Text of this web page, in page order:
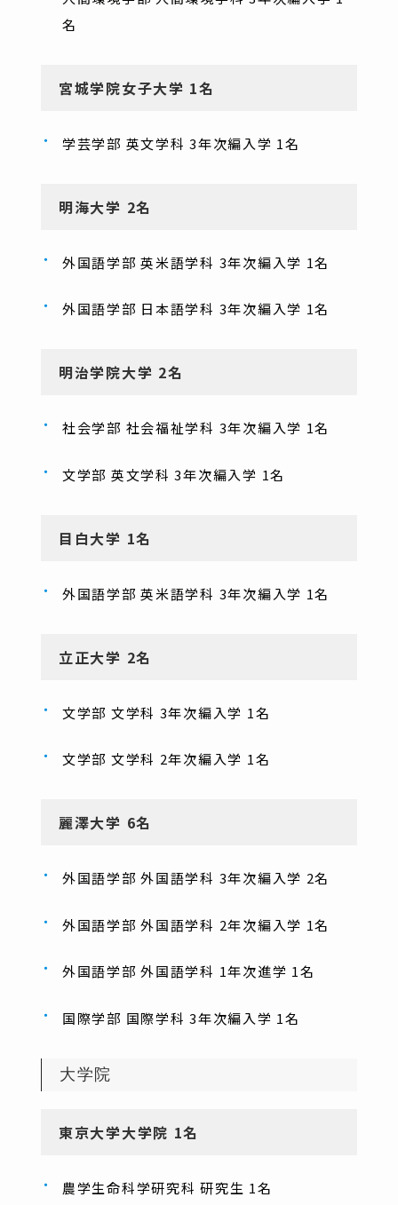
名
宮城学院女子大学 1名
学芸学部 英文学科 3年次編入学 1名
明海大学 2名
外国語学部 英米語学科 3年次編入学 1名
外国語学部 日本語学科 3年次編入学 1名
明治学院大学 2名
社会学部 社会福祉学科 3年次編入学 1名
文学部 英文学科 3年次編入学 1名
目白大学 1名
外国語学部 英米語学科 3年次編入学 1名
立正大学 2名
文学部 文学科 3年次編入学 1名
文学部 文学科 2年次編入学 1名
麗澤大学 6名
外国語学部 外国語学科 3年次編入学 2名
外国語学部 外国語学科 2年次編入学 1名
外国語学部 外国語学科 1年次進学 1名
国際学部 国際学科 3年次編入学 1名
大学院
東京大学大学院 1名
農学生命科学研究科 研究生 1名